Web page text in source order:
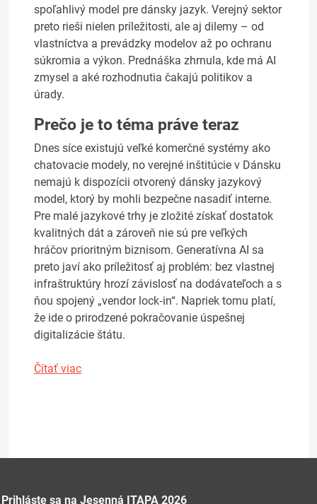
spoľahlivý model pre dánsky jazyk. Verejný sektor
preto rieši nielen príležitosti, ale aj dilemy – od
vlastníctva a prevádzky modelov až po ochranu
súkromia a výkon. Prednáška zhrnula, kde má AI
zmysel a aké rozhodnutia čakajú politikov a
úrady.
Prečo je to téma práve teraz
Dnes síce existujú veľké komerčné systémy ako
chatovacie modely, no verejné inštitúcie v Dánsku
nemajú k dispozícii otvorený dánsky jazykový
model, ktorý by mohli bezpečne nasadiť interne.
Pre malé jazykové trhy je zložité získať dostatok
kvalitných dát a zároveň nie sú pre veľkých
hráčov prioritným biznisom. Generatívna AI sa
preto javí ako príležitosť aj problém: bez vlastnej
infraštruktúry hrozí závislosť na dodávateľoch a s
ňou spojený „vendor lock‑in“. Napriek tomu platí,
že ide o prirodzené pokračovanie úspešnej
digitalizácie štátu.
Čítať viac
Prihláste sa na Jesenná ITAPA 2026